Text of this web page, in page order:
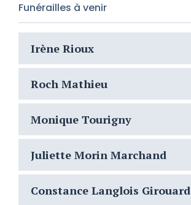
Funérailles à venir
Irène Rioux
Roch Mathieu
Monique Tourigny
Juliette Morin Marchand
Constance Langlois Girouard